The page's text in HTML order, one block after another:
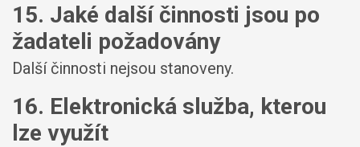
15. Jaké další činnosti jsou po
žadateli požadovány
Další činnosti nejsou stanoveny.
16. Elektronická služba, kterou
lze využít